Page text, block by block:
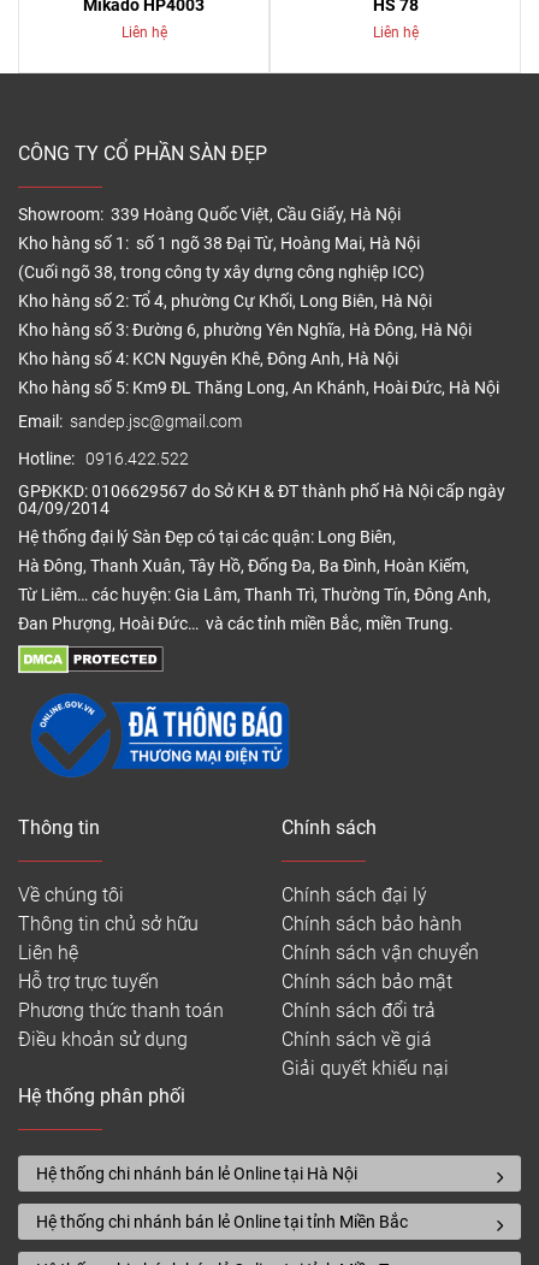
Mikado HP4003
Liên hệ
HS 78
Liên hệ
CÔNG TY CỔ PHẦN SÀN ĐẸP
Showroom: 339 Hoàng Quốc Việt, Cầu Giấy, Hà Nội
Kho hàng số 1: số 1 ngõ 38 Đại Từ, Hoàng Mai, Hà Nội
(Cuối ngõ 38, trong công ty xây dựng công nghiệp ICC)
Kho hàng số 2: Tổ 4, phường Cự Khối, Long Biên, Hà Nội
Kho hàng số 3: Đường 6, phường Yên Nghĩa, Hà Đông, Hà Nội
Kho hàng số 4: KCN Nguyên Khê, Đông Anh, Hà Nội
Kho hàng số 5: Km9 ĐL Thăng Long, An Khánh, Hoài Đức, Hà Nội
Email: sandep.jsc@gmail.com
Hotline: 0916.422.522
GPĐKKD: 0106629567 do Sở KH & ĐT thành phố Hà Nội cấp ngày
04/09/2014
Hệ thống đại lý Sàn Đẹp có tại các quận: Long Biên,
Hà Đông, Thanh Xuân, Tây Hồ, Đống Đa, Ba Đình, Hoàn Kiếm,
Từ Liêm… các huyện: Gia Lâm, Thanh Trì, Thường Tín, Đông Anh,
Đan Phượng, Hoài Đức… và các tỉnh miền Bắc, miền Trung.
Thông tin
Về chúng tôi
Thông tin chủ sở hữu
Liên hệ
Hỗ trợ trực tuyến
Phương thức thanh toán
Điều khoản sử dụng
Chính sách
Chính sách đại lý
Chính sách bảo hành
Chính sách vận chuyển
Chính sách bảo mật
Chính sách đổi trả
Chính sách về giá
Giải quyết khiếu nại
Hệ thống phân phối
Hệ thống chi nhánh bán lẻ Online tại Hà Nội
Hệ thống chi nhánh bán lẻ Online tại tỉnh Miền Bắc